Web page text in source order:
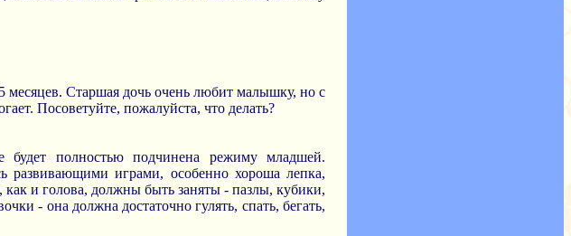
Старшая дочь очень любит малышку, но с
Посоветуйте, пожалуйста, что делать?
будет полностью подчинена режиму младшей.
развивающими играми, особенно хороша лепка,
и голова, должны быть заняты - пазлы, кубики,
- она должна достаточно гулять, спать, бегать,